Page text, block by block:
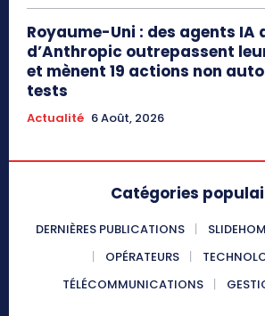
Royaume-Uni : des agents IA
d’Anthropic outrepassent
et mènent 19 actions non
tests
Actualité 6 Août, 2026
Catégories
DERNIÈRES PUBLICATIONS
OPÉRATEURS
TÉLÉCOMMUNICATIONS